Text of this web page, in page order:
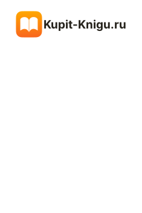
содержимому
Kupit-Knigu.ru